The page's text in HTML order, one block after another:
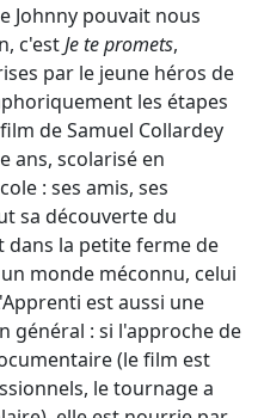
Johnny pouvait nous
c'estJe te promets,
par le jeune héros de
les étapes
de Samuel Collardey
ans, scolarisé en
: ses amis, ses
sa découverte du
la petite ferme de
monde méconnu, celui
est aussi une
général : si l'approche de
(le film est
le tournage a